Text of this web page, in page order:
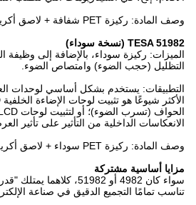
وصف المادة: ركيزة PET شفافة + لاصق أكريليك معدل.
TESA 51982 (نسخة سوداء)
الميزات: ركيزة سوداء، بالإضافة إلى
التظليل (حجب الضوء) وامتصاص الضوء.
التطبيقات: يستخدم بشكل أساسي لوحدات
الانعكاسات الداخلية من التأثير على تأثير
وصف المادة: ركيزة PET سوداء + لاصق أكريليك معدل
مزايا أساسية مشتركة
سواء كان 4982 أو 51982،
تناسب تمامًا التجميع الدقيق في صناعة